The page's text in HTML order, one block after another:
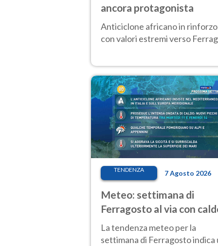
ancora protagonista
Anticiclone africano in
con valori estremi verso
TENDENZA 7 Agosto 2026
Meteo: settimana di
Ferragosto al via con
intenso e qualche
La tendenza meteo per la
settimana di Ferragosto indica